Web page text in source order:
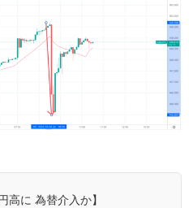
高に 為替介入か】